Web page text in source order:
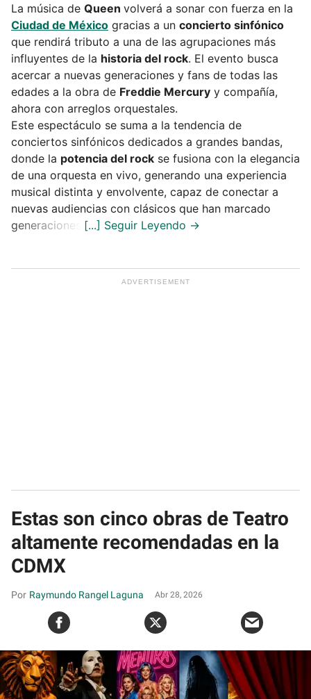
La música de Queen volverá a sonar con fuerza en la
Ciudad de México gracias a un concierto sinfónico
que rendirá tributo a una de las agrupaciones más
influyentes de la historia del rock. El evento busca
acercar a nuevas generaciones y fans de todas las
edades a la obra de Freddie Mercury y compañía,
ahora con arreglos orquestales.
Este espectáculo se suma a la tendencia de
conciertos sinfónicos dedicados a grandes bandas,
donde la potencia del rock se fusiona con la elegancia
de una orquesta en vivo, generando una experiencia
musical distinta y envolvente, capaz de conectar a
nuevas audiencias con clásicos que han marcado
generaciones.
Estas son cinco obras de Teatro
altamente recomendadas en la
CDMX
Raymundo Rangel Laguna Abr 28, 2026